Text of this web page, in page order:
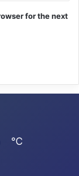
for the next
℃